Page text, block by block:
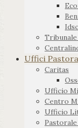
Idsc
Tribunale
Uffici
Caritas
Ufficio
Centro
Ufficio